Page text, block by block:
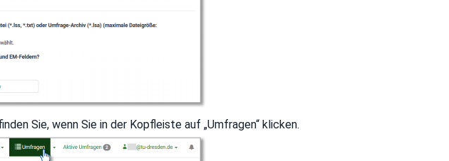
Sie, wenn Sie in der Kopfleiste auf „Umfragen“ klicken.